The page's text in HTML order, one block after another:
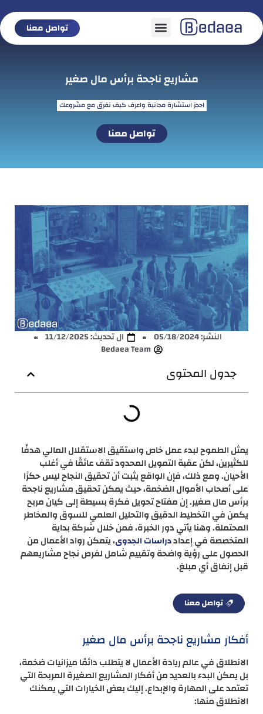
تواصل معنا
مشاريع ناجحة برأس مال صغير
احجز استشارة مجانية واعرف كيف نفرق مع مشروعك
تواصل معنا
النشر:05/18/2024
ال تحديث: 11/12/2025
Bedaea Team
جدول المحتوى
يمثل الطموح لبدء عمل خاص واستقيق الاستقلال المالي هدفًا
للكثيرين، لكن عقبة التمويل المحدود تقف عائقًا في أغلب
الأحيان. ومع ذلك، فإن الواقع يثبت أن تحقيق النجاح ليس حكرًا
على أصحاب الأموال الضخمة، حيث يمكن تحقيق مشاريع ناجحة
برأس مال صغير. إن مفتاح تحويل فكرة بسيطة إلى كيان مربح
يكمن في التخطيط الدقيق والتحليل العلمي للسوق والمخاطر
المحتملة. وهنا يأتي دور الخبرة، فمن خلال شركة بداية
المتخصصة في إعداددراسات الجدوى، يتمكن رواد الأعمال من
الحصول على رؤية واضحة وتقييم شامل لفرص نجاح مشاريعهم
قبل إنفاق أي مبلغ.
أفكار مشاريع ناجحة برأس مال صغير
الانطلاق في عالم ريادة الأعمال لا يتطلب دائمًا ميزانيات ضخمة،
بل يمكن البدء بالعديد من أفكار المشاريع الصغيرة المربحة التي
تعتمد على المهارة والإبداع. إليك بعض الخيارات التي يمكنك
الانطلاق منها: